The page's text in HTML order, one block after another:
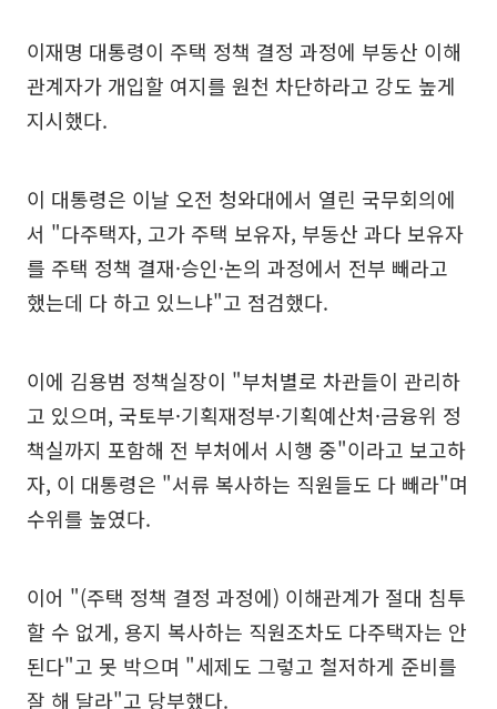
이재명 대통령이 주택 정책 결정 과정에 부동산 이해
관계자가 개입할 여지를 원천 차단하라고 강도 높게
지시했다.
이 대통령은 이날 오전 청와대에서 열린 국무회의에
서 "다주택자, 고가 주택 보유자, 부동산 과다 보유자
를 주택 정책 결재·승인·논의 과정에서 전부 빼라고
했는데 다 하고 있느냐"고 점검했다.
이에 김용범 정책실장이 "부처별로 차관들이 관리하
고 있으며, 국토부·기획재정부·기획예산처·금융위 정
책실까지 포함해 전 부처에서 시행 중"이라고 보고하
자, 이 대통령은 "서류 복사하는 직원들도 다 빼라"며
수위를 높였다.
이어 "(주택 정책 결정 과정에) 이해관계가 절대 침투
할 수 없게, 용지 복사하는 직원조차도 다주택자는 안
된다"고 못 박으며 "세제도 그렇고 철저하게 준비를
잘 해 달라"고 당부했다.